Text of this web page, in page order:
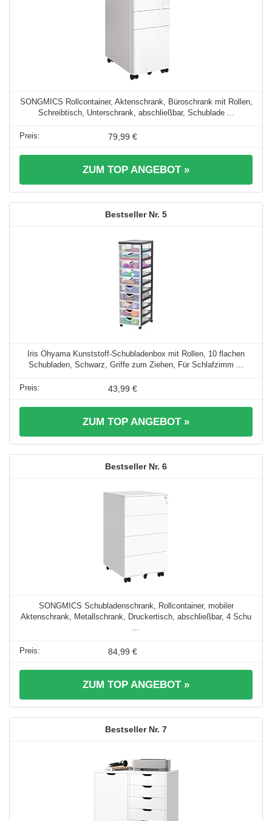
SONGMICS Rollcontainer, Aktenschrank, Büroschrank mit Rollen,
Schreibtisch, Unterschrank, abschließbar, Schublade ...
79,99 €
ZUM TOP ANGEBOT »
5
Iris Ohyama Kunststoff-Schubladenbox mit Rollen, 10 flachen
Schubladen, Schwarz, Griffe zum Ziehen, Für Schlafzimm ...
43,99 €
ZUM TOP ANGEBOT »
6
SONGMICS Schubladenschrank, Rollcontainer, mobiler
Aktenschrank, Metallschrank, Druckertisch, abschließbar, 4 Schu
84,99 €
ZUM TOP ANGEBOT »
7